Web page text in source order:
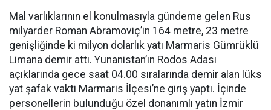
Mal varlıklarının el konulmasıyla gündeme gelen Rus
milyarder Roman Abramoviç’in 164 metre, 23 metre
genişliğinde ki milyon dolarlık yatı Marmaris Gümrüklü
Limana demir attı. Yunanistan’ın Rodos Adası
açıklarında gece saat 04.00 sıralarında demir alan lüks
yat şafak vakti Marmaris İlçesi’ne giriş yaptı. İçinde
personellerin bulunduğu özel donanımlı yatın İzmir